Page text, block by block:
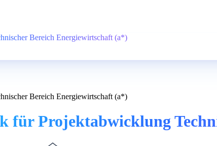
Bereich Energiewirtschaft (a*)
Bereich Energiewirtschaft (a*)
für Projektabwicklung